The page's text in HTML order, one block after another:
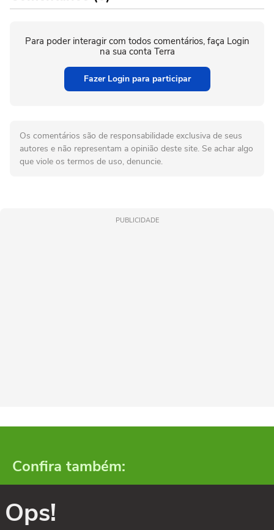
Para poder interagir com todos comentários, faça Login
na sua conta Terra
Fazer Login para participar
Os comentários são de responsabilidade exclusiva de seus
autores e não representam a opinião deste site. Se achar algo
que viole os termos de uso, denuncie.
PUBLICIDADE
Confira também:
Ops!